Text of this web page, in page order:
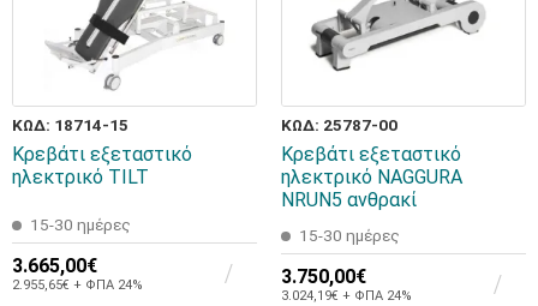
ΚΩΔ: 18714-15
Κρεβάτι εξεταστικό
ηλεκτρικό TILT
15-30 ημέρες
3.665,00€
2.955,65€ + ΦΠΑ 24%
ΚΩΔ: 25787-00
Κρεβάτι εξεταστικό
ηλεκτρικό NAGGURA
NRUN5 ανθρακί
15-30 ημέρες
3.750,00€
3.024,19€ + ΦΠΑ 24%